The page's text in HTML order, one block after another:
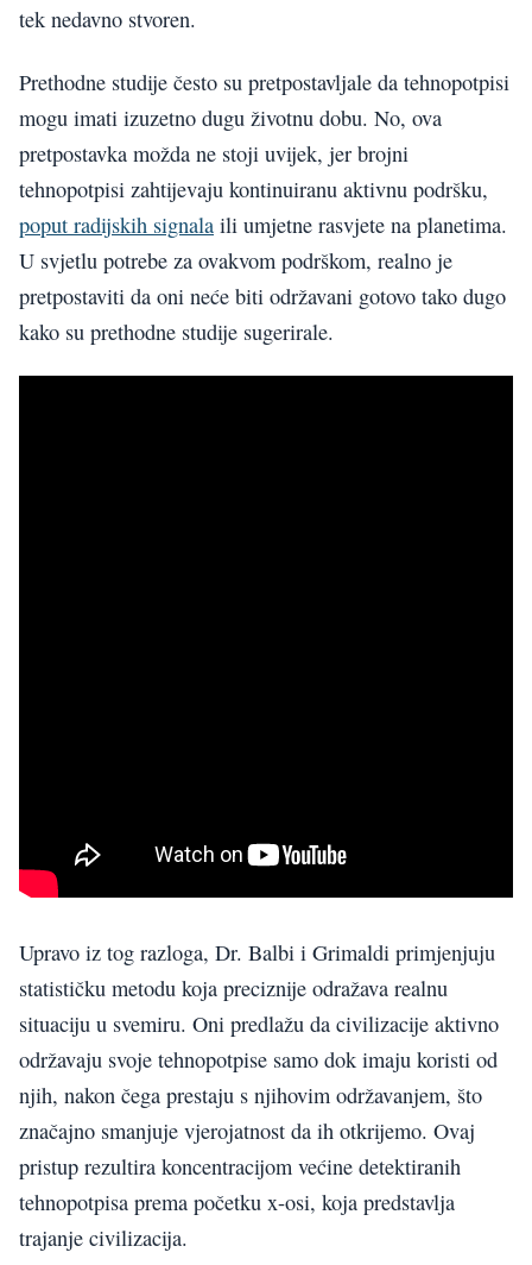
tek nedavno stvoren.
Prethodne studije često su pretpostavljale da tehnopotpisi
mogu imati izuzetno dugu životnu dobu. No, ova
pretpostavka možda ne stoji uvijek, jer brojni
tehnopotpisi zahtijevaju kontinuiranu aktivnu podršku,
poput radijskih signala ili umjetne rasvjete na planetima.
U svjetlu potrebe za ovakvom podrškom, realno je
pretpostaviti da oni neće biti održavani gotovo tako dugo
kako su prethodne studije sugerirale.
Upravo iz tog razloga, Dr. Balbi i Grimaldi primjenjuju
statističku metodu koja preciznije odražava realnu
situaciju u svemiru. Oni predlažu da civilizacije aktivno
održavaju svoje tehnopotpise samo dok imaju koristi od
njih, nakon čega prestaju s njihovim održavanjem, što
značajno smanjuje vjerojatnost da ih otkrijemo. Ovaj
pristup rezultira koncentracijom većine detektiranih
tehnopotpisa prema početku x-osi, koja predstavlja
trajanje civilizacija.